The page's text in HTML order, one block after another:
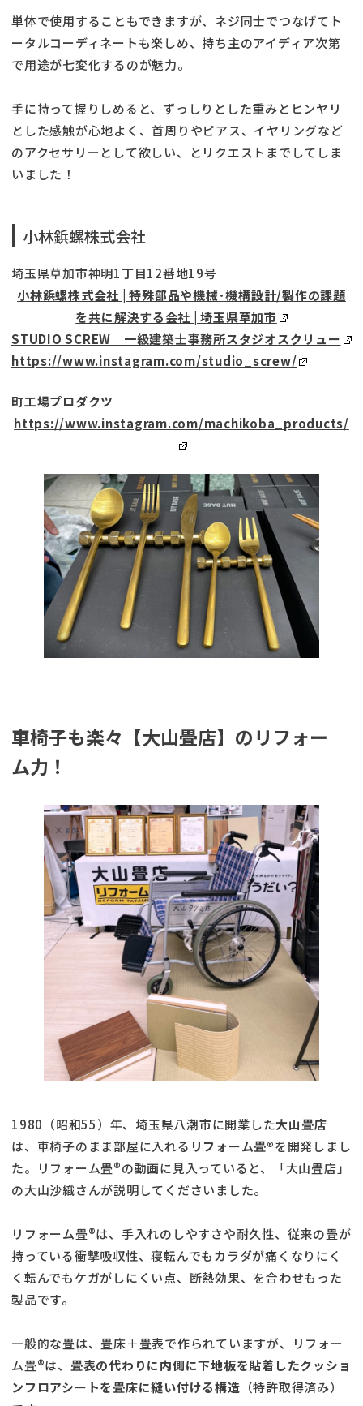
単体で使用することもできますが、ネジ同士でつなげてト
ータルコーディネートも楽しめ、持ち主のアイディア次第
で用途が七変化するのが魅力。
手に持って握りしめると、ずっしりとした重みとヒンヤリ
とした感触が心地よく、首周りやピアス、イヤリングなど
のアクセサリーとして欲しい、とリクエストまでしてしま
いました！
小林鋲螺株式会社
埼玉県草加市神明1丁目12番地19号
小林鋲螺株式会社 | 特殊部品や機械･機構設計/製作の課題
を共に解決する会社 | 埼玉県草加市
STUDIO SCREW｜一級建築士事務所スタジオスクリュー
https://www.instagram.com/studio_screw/
町工場プロダクツ
https://www.instagram.com/machikoba_products/
車椅子も楽々【大山畳店】のリフォー
ム力！
1980（昭和55）年、埼玉県八潮市に開業した大山畳店
は、車椅子のまま部屋に入れる リフォーム畳®を開発しまし
た。リフォーム畳®の動画に見入っていると、「大山畳店」
の大山沙織さんが説明してくださいました。
リフォーム畳®は、手入れのしやすさや耐久性、従来の畳が
持っている衝撃吸収性、寝転んでもカラダが痛くなりにく
く転んでもケガがしにくい点、断熱効果、を合わせもった
製品です。
一般的な畳は、畳床＋畳表で作られていますが、リフォー
ム畳®は、 畳表の代わりに内側に下地板を貼着したクッショ
ンフロアシートを畳床に縫い付ける構造 （特許取得済み）